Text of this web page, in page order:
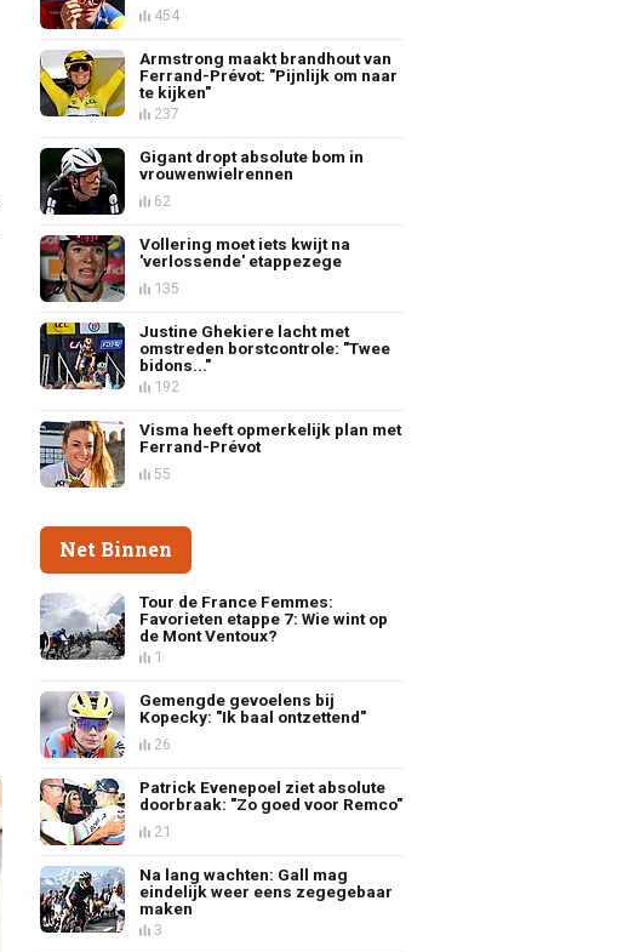
454
Armstrong maakt brandhout van
Ferrand-Prévot: "Pijnlijk om naar
te kijken"
237
Gigant dropt absolute bom in
vrouwenwielrennen
62
Vollering moet iets kwijt na
'verlossende' etappezege
135
Justine Ghekiere lacht met
omstreden borstcontrole: "Twee
bidons..."
192
Visma heeft opmerkelijk plan met
Ferrand-Prévot
55
Net Binnen
Tour de France Femmes:
Favorieten etappe 7: Wie wint op
de Mont Ventoux?
1
Gemengde gevoelens bij
Kopecky: "Ik baal ontzettend"
26
Patrick Evenepoel ziet absolute
doorbraak: "Zo goed voor Remco"
21
Na lang wachten: Gall mag
eindelijk weer eens zegegebaar
maken
3